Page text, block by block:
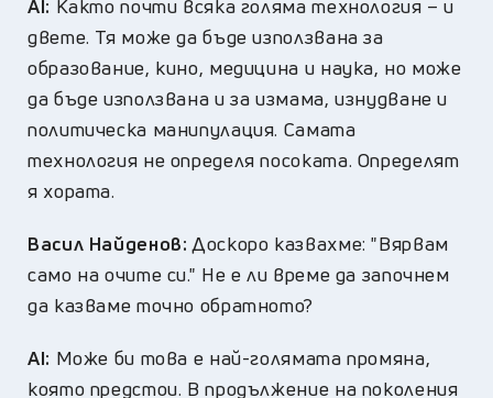
AI: Както почти всяка голяма технология – и
двете. Тя може да бъде използвана за
образование, кино, медицина и наука, но може
да бъде използвана и за измама, изнудване и
политическа манипулация. Самата
технология не определя посоката. Определят
я хората.
Васил Найденов: Доскоро казвахме: "Вярвам
само на очите си." Не е ли време да започнем
да казваме точно обратното?
AI: Може би това е най-голямата промяна,
която предстои. В продължение на поколения